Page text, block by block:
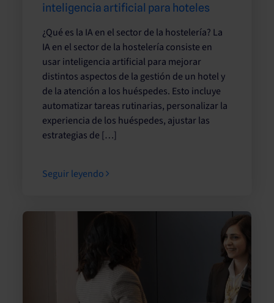
inteligencia artificial para hoteles
¿Qué es la IA en el sector de la hostelería? La
IA en el sector de la hostelería consiste en
usar inteligencia artificial para mejorar
distintos aspectos de la gestión de un hotel y
de la atención a los huéspedes. Esto incluye
automatizar tareas rutinarias, personalizar la
experiencia de los huéspedes, ajustar las
estrategias de […]
Seguir leyendo